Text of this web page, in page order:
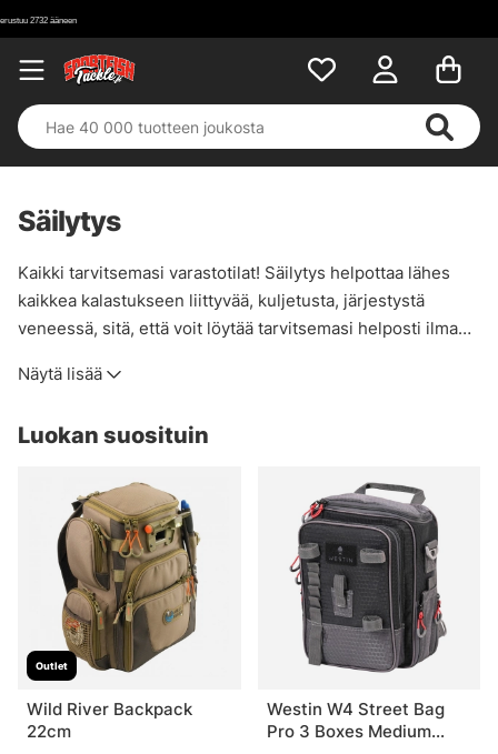
Säilytys
Kaikki tarvitsemasi varastotilat! Säilytys helpottaa lähes
kaikkea kalastukseen liittyvää, kuljetusta, järjestystä
veneessä, sitä, että voit löytää tarvitsemasi helposti ilman,
kotona. Meillä on paljon syöttilaatikoita, pusseja,
haluamasi. Isoja syöttejä varten suosittelemme 3730-
wobblerien, jerkbaittien jne. käytön. Pienemmille vieheille
suosittelemme matalampaa laatikkoa, josta käytetään usein
nimitystä 3700. Päätelaitteille ja pienemmille pusseille
suositellaan 3600/3630-mallia (syvempi) tai pienempää
mallia.
Näytä lisää
Luokan suosituin
Outlet
Wild River Backpack
22cm
Westin W4 Street Bag
Pro 3 Boxes Medium